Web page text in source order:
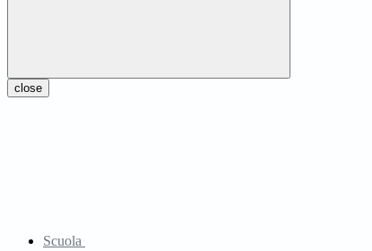
close
Scuola